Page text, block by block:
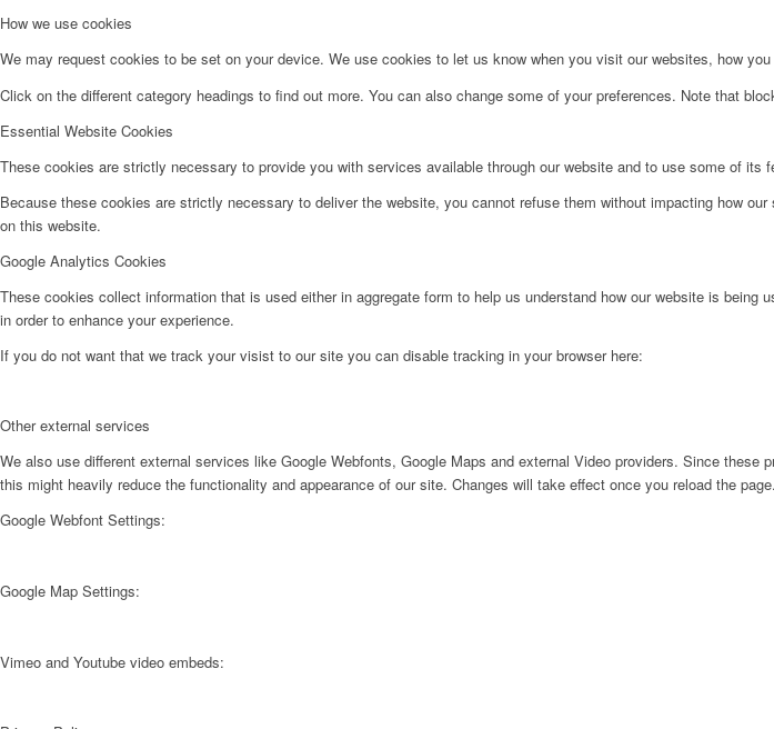
How we use cookies
We may request cookies to be set on your device. We use cookies to let us know when you visit our websites, how
Click on the different category headings to find out more. You can also change some of your preferences. Note that
Essential Website Cookies
These cookies are strictly necessary to provide you with services available through our website and to use some of its
Because these cookies are strictly necessary to deliver the website, you cannot refuse them without impacting how
on this website.
Google Analytics Cookies
These cookies collect information that is used either in aggregate form to help us understand how our website is
in order to enhance your experience.
If you do not want that we track your visist to our site you can disable tracking in your browser here:
Other external services
We also use different external services like Google Webfonts, Google Maps and external Video providers. Since
this might heavily reduce the functionality and appearance of our site. Changes will take effect once you reload the page.
Google Webfont Settings:
Google Map Settings:
Vimeo and Youtube video embeds: